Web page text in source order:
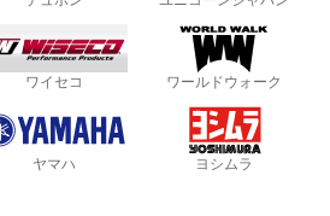
ワイセコ ワールドウォーク
ヤマハ ヨシムラ